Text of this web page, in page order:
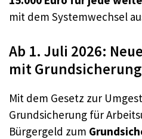
mit dem Systemwechsel
Ab 1. Juli 2026:
mit
Mit dem Gesetz zur
Grundsicherung für
Bürgergeld zum